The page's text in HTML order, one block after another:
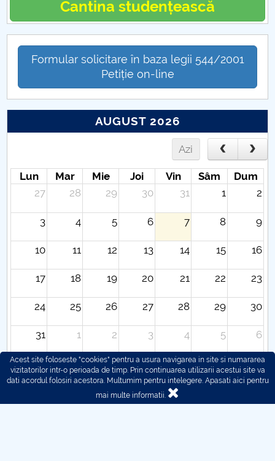
Cantina studențească
Formular solicitare în baza legii 544/2001
Petiție on-line
AUGUST 2026
Azi
Lun Mar Mie Joi Vin Sâm
Dum
27
28 29 30 31 1 2
3 4 5 6 7 8 9
10 11 12 13 14 15 16
17 18 19 20 21 22 23
24 25 26 27 28 29 30
31 1 2 3 4 5 6
Acest site foloseste "cookies" pentru a usura navigarea in site si numararea
vizitatorilor intr-o perioada de timp. Prin continuarea utilizarii acestui site va
dati acordul folosiri acestora. Multumim pentru intelegere. Apasati aici pentru
mai multe informatii.